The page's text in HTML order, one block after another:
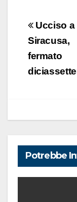
articoli
Ucciso a
Siracusa,
fermato
Potrebbe